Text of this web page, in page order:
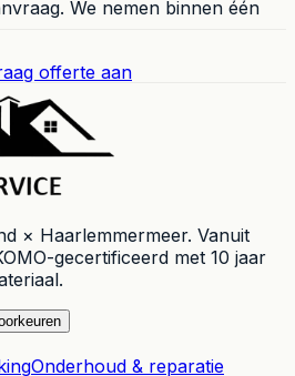
We nemen binnen één
offerte aan
× Haarlemmermeer. Vanuit
gecertificeerd met 10 jaar
Onderhoud & reparatie